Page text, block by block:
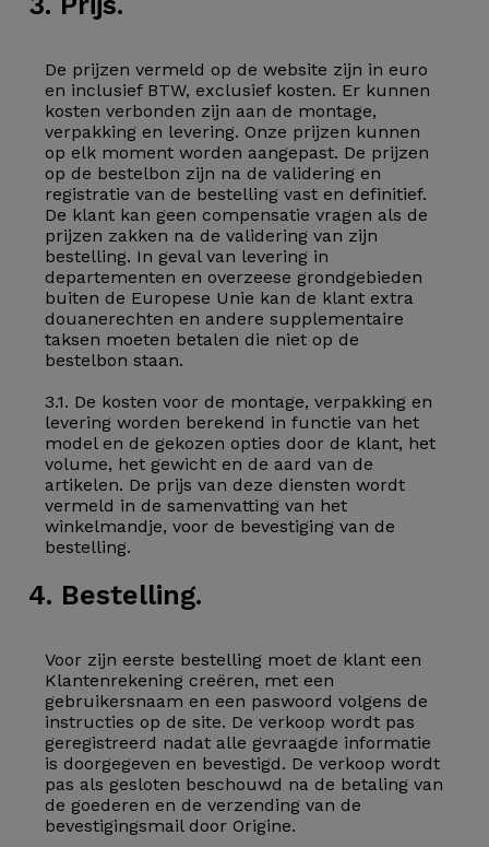
De prijzen vermeld op de website zijn in euro
en inclusief BTW, exclusief kosten. Er kunnen
kosten verbonden zijn aan de montage,
verpakking en levering. Onze prijzen kunnen
op elk moment worden aangepast. De prijzen
op de bestelbon zijn na de validering en
registratie van de bestelling vast en definitief.
De klant kan geen compensatie vragen als de
prijzen zakken na de validering van zijn
bestelling. In geval van levering in
departementen en overzeese grondgebieden
buiten de Europese Unie kan de klant extra
douanerechten en andere supplementaire
taksen moeten betalen die niet op de
bestelbon staan.
3.1. De kosten voor de montage, verpakking en
levering worden berekend in functie van het
model en de gekozen opties door de klant, het
volume, het gewicht en de aard van de
artikelen. De prijs van deze diensten wordt
vermeld in de samenvatting van het
winkelmandje, voor de bevestiging van de
bestelling.
4. Bestelling.
Voor zijn eerste bestelling moet de klant een
Klantenrekening creëren, met een
gebruikersnaam en een paswoord volgens de
instructies op de site. De verkoop wordt pas
geregistreerd nadat alle gevraagde informatie
is doorgegeven en bevestigd. De verkoop wordt
pas als gesloten beschouwd na de betaling van
de goederen en de verzending van de
bevestigingsmail door Origine.